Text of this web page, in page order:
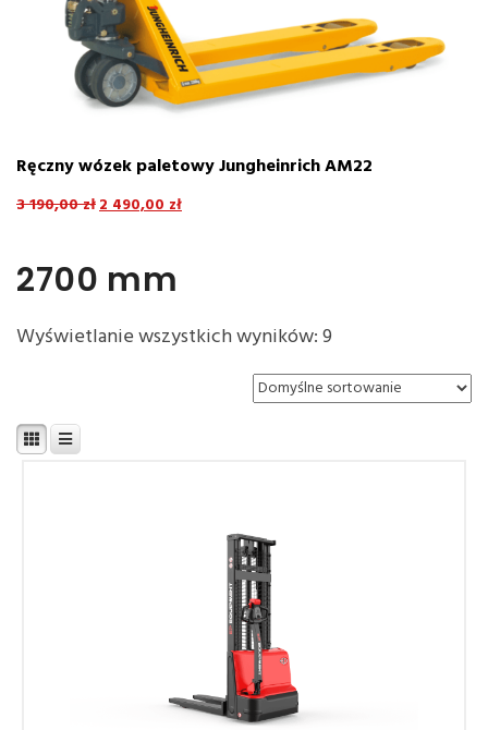
AM22
Elektryczny wózek paletowy
2700 mm
Wyświetlanie wszystkich wyników: 9